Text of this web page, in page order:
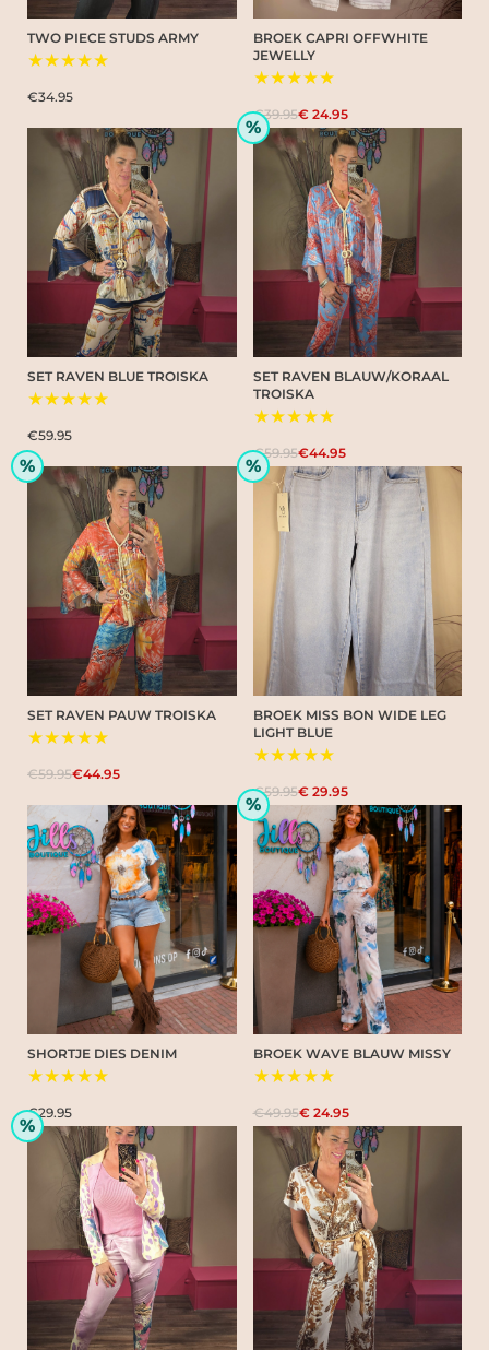
TWO PIECE STUDS ARMY
★★★★★
€34.95
BROEK CAPRI OFFWHITE
JEWELLY
★★★★★
€39.95€ 24.95
SET RAVEN BLUE TROISKA
★★★★★
€59.95
%
SET RAVEN BLAUW/KORAAL
TROISKA
★★★★★
€59.95€44.95
%
SET RAVEN PAUW TROISKA
★★★★★
€59.95€44.95
%
BROEK MISS BON WIDE LEG
LIGHT BLUE
★★★★★
€59.95€ 29.95
SHORTJE DIES DENIM
★★★★★
€29.95
%
BROEK WAVE BLAUW MISSY
★★★★★
€49.95€ 24.95
%